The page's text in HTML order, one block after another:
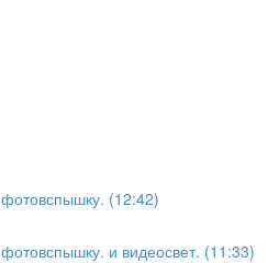
(12:42)
и видеосвет. (11:33)